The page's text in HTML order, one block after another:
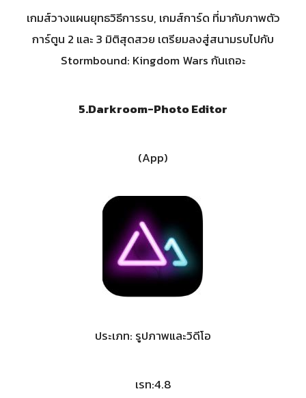
เกมส์วางแผนยุทธวิธีการรบ, เกมส์การ์ด ที่มากับภาพตัว
การ์ตูน 2 และ 3 มิติสุดสวย เตรียมลงสู่สนามรบไปกับ
Stormbound: Kingdom Wars กันเถอะ
5.Darkroom-Photo Editor
(App)
ประเภท: รูปภาพและวิดีโอ
เรท:4.8